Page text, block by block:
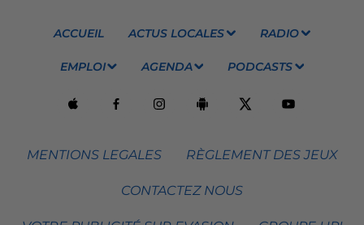
ACCUEIL ACTUS LOCALES RADIO
EMPLOI AGENDA PODCASTS
MENTIONS LEGALES RÈGLEMENT DES JEUX
CONTACTEZ NOUS